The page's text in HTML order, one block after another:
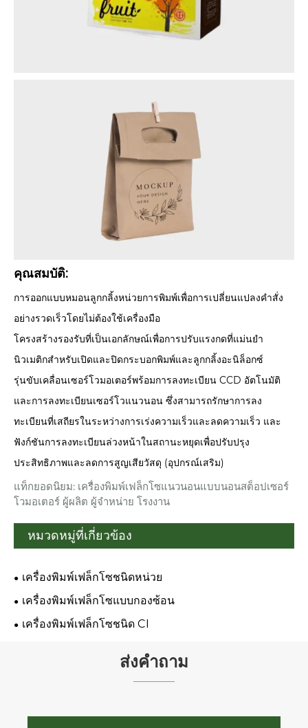
คุณสมบัติ:
การออกแบบหมอนลูกกลิ้งหน่วยการพิมพ์เพื่อการเปลี่ยนแปลงคำสั่ง
อย่างรวดเร็วโดยไม่ต้องใช้เครื่องมือ
โครงสร้างรองรับที่เป็นเอกลักษณ์เพื่อการปรับแรงกดที่แม่นยำ
นิวเมติกสำหรับเปิดและปิดกระบอกพิมพ์และลูกกลิ้งอะนิล็อกซ์
รุ่นขับเคลื่อนเซอร์โวมอเตอร์พร้อมการลงทะเบียน CCD อัตโนมัติ
และการลงทะเบียนเซอร์โวแนวนอน ซึ่งสามารถรักษาการลง
ทะเบียนที่เสถียรในระหว่างการเร่งความเร็วและลดความเร็ว และ
ฟังก์ชันการลงทะเบียนล่วงหน้าในสถานะหยุดเพื่อปรับปรุง
ประสิทธิภาพและลดการสูญเสียวัสดุ (อุปกรณ์เสริม)
แท็กยอดนิยม: เครื่องพิมพ์เฟล็กโซแนวนอนแบบนอนสต็อปเซอร์
โวมอเตอร์ ผู้ผลิต ผู้จำหน่าย โรงงาน
หมวดหมู่ที่เกี่ยวข้อง
เครื่องพิมพ์เฟล็กโซชนิดหน่วย
เครื่องพิมพ์เฟล็กโซแบบกองซ้อน
เครื่องพิมพ์เฟล็กโซชนิด CI
ส่งคำถาม